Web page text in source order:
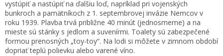
vystúpiť a nastúpiť na ďalšiu loď, napríklad pri vojenských
bunkroch a pamätníkoch z 1. septembrovej invázie Nemcov v
roku 1939. Plavba trvá približne 40 minút (jednosmerne) a na
mieste sú stánky s jedlom a suvenírmi. Toalety sú zabezpečené
formou prenosných „toy-toy“. Na lodi si môžete v zimnom období
dopriať teplú polievku alebo varené víno.